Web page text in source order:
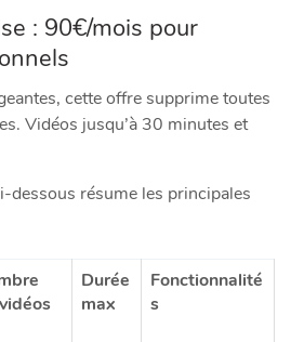
: 90€/mois pour
cette offre supprime toutes
Vidéos jusqu’à 30 minutes et
dessous résume les principales
Durée
max
Fonctionnalité
s